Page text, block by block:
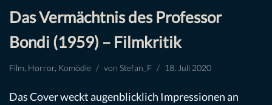
Das Vermächtnis des Professor
Bondi (1959) – Filmkritik
Film, Horror, Komödie von Stefan_F 18. Juli 2020
Das Cover weckt augenblicklich Impressionen an